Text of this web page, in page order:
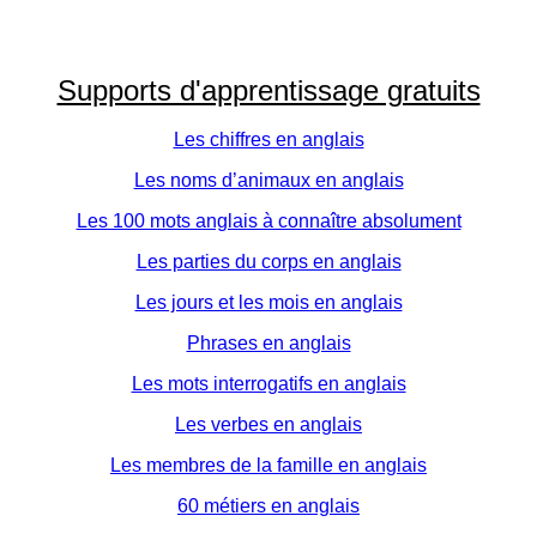
Supports d'apprentissage gratuits
Les chiffres en anglais
Les noms d’animaux en anglais
Les 100 mots anglais à connaître absolument
Les parties du corps en anglais
Les jours et les mois en anglais
Phrases en anglais
Les mots interrogatifs en anglais
Les verbes en anglais
Les membres de la famille en anglais
60 métiers en anglais